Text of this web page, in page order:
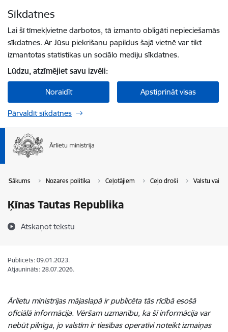
Sīkdatnes
Lai šī tīmekļvietne darbotos, tā izmanto obligāti nepieciešamās
sīkdatnes. Ar Jūsu piekrišanu papildus šajā vietnē var tikt
izmantotas statistikas un sociālo mediju sīkdatnes.
Lūdzu, atzīmējiet savu izvēli:
Noraidīt Apstiprināt visas
Pārvaldīt sīkdatnes
Sākums Nozares politika Ceļotājiem Ceļo droši Valstu vai
Ķīnas Tautas Republika
Atskaņot tekstu
Publicēts: 09.01.2023.
Atjaunināts: 28.07.2026.
Ārlietu ministrijas mājaslapā ir publicēta tās rīcībā esošā
oficiālā informācija. Vēršam uzmanību, ka šī informācija var
nebūt pilnīga, jo valstīm ir tiesības operatīvi noteikt izmaiņas